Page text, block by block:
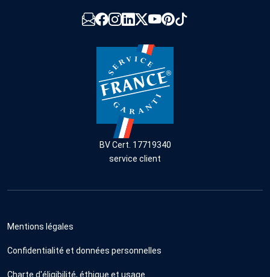
BV Cert. 17719340
service client
Mentions légales
Confidentialité et données personnelles
Charte d'éligibilité, éthique et usage